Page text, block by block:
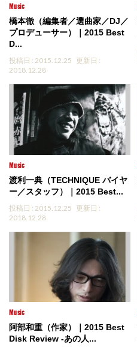
Music
橋本徹（編集者／選曲家／DJ／
プロデューサー）｜2015 Best
D...
投稿日 : 2015.12.25 更新日 :
2018.12.28
Music
渡利一典（TECHNIQUE バイヤ
ー／スタッフ）｜2015 Best...
投稿日 : 2015.12.25 更新日 :
2018.12.28
Music
阿部和重（作家）｜2015 Best
Disk Review -あの人...